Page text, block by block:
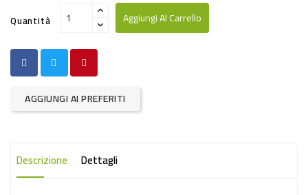
ALIMENTI
CURA
CASA
-
Quantità Aggiungi Al Carrello
AGGIUNGI AI PREFERITI
Descrizione Dettagli